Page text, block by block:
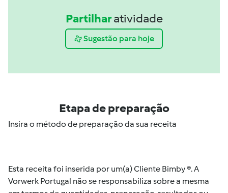
Partilharatividade
Sugestão para hoje
Etapa de preparação
Insira o método de preparação da sua receita
Esta receita foi inserida por um(a) Cliente Bimby ®. A
Vorwerk Portugal não se responsabiliza sobre a mesma